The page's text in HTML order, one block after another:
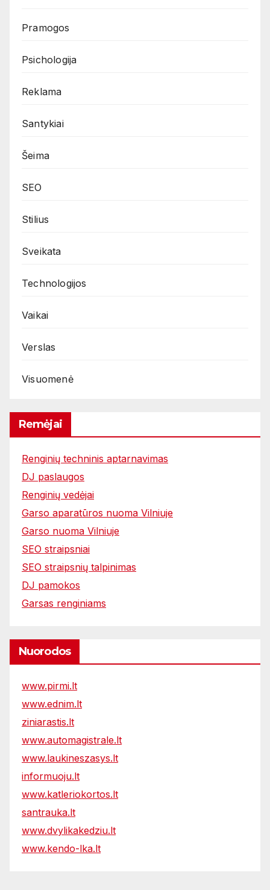
Pramogos
Psichologija
Reklama
Santykiai
Šeima
SEO
Stilius
Sveikata
Technologijos
Vaikai
Verslas
Visuomenė
Remėjai
Renginių techninis aptarnavimas
DJ paslaugos
Renginių vedėjai
Garso aparatūros nuoma Vilniuje
Garso nuoma Vilniuje
SEO straipsniai
SEO straipsnių talpinimas
DJ pamokos
Garsas renginiams
Nuorodos
www.pirmi.lt
www.ednim.lt
ziniarastis.lt
www.automagistrale.lt
www.laukineszasys.lt
informuoju.lt
www.katleriokortos.lt
santrauka.lt
www.dvylikakedziu.lt
www.kendo-lka.lt